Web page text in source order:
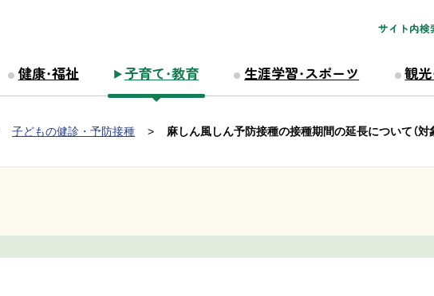
サイト内検
健康・福祉 子育て・教育 生涯学習・スポーツ 観光
子どもの健診・予防接種 麻しん風しん予防接種の接種期間の延長について（対